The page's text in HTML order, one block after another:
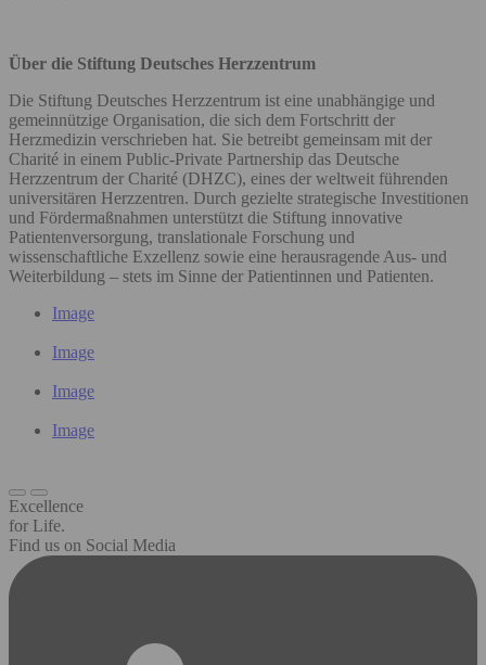
Über die Stiftung Deutsches Herzzentrum
Die Stiftung Deutsches Herzzentrum ist eine unabhängige und
gemeinnützige Organisation, die sich dem Fortschritt der
Herzmedizin verschrieben hat. Sie betreibt gemeinsam mit der
Charité in einem Public-Private Partnership das Deutsche
Herzzentrum der Charité (DHZC), eines der weltweit führenden
universitären Herzzentren. Durch gezielte strategische Investitionen
und Fördermaßnahmen unterstützt die Stiftung innovative
Patientenversorgung, translationale Forschung und
wissenschaftliche Exzellenz sowie eine herausragende Aus- und
Weiterbildung – stets im Sinne der Patientinnen und Patienten.
Image
Image
Image
Image
Excellence
for Life.
Find us on Social Media